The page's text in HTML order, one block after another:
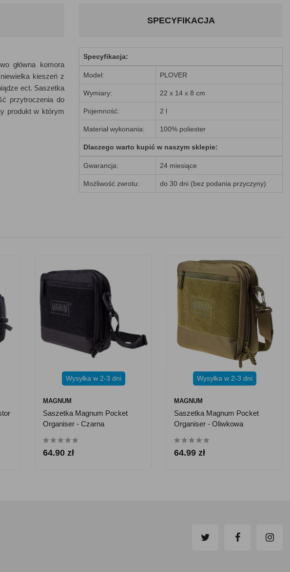
główna komora
kieszeń z
ect. Saszetka
przytroczenia do
produkt w którym
SPECYFIKACJA
Specyfikacja:
Model: PLOVER
Wymiary: 22 x 14 x 8 cm
Pojemność: 2 l
Materiał wykonania: 100% poliester
Dlaczego warto kupić w naszym sklepie:
Gwarancja: 24 miesiące
Możliwość zwrotu: do 30 dni (bez podania przyczyny)
Wysyłka w 2-3 dni
MAGNUM
Saszetka Magnum Pocket
Organiser - Czarna
64.90 zł
Wysyłka w 2-3 dni
MAGNUM
Saszetka Magnum Pocket
Organiser - Oliwkowa
64.99 zł